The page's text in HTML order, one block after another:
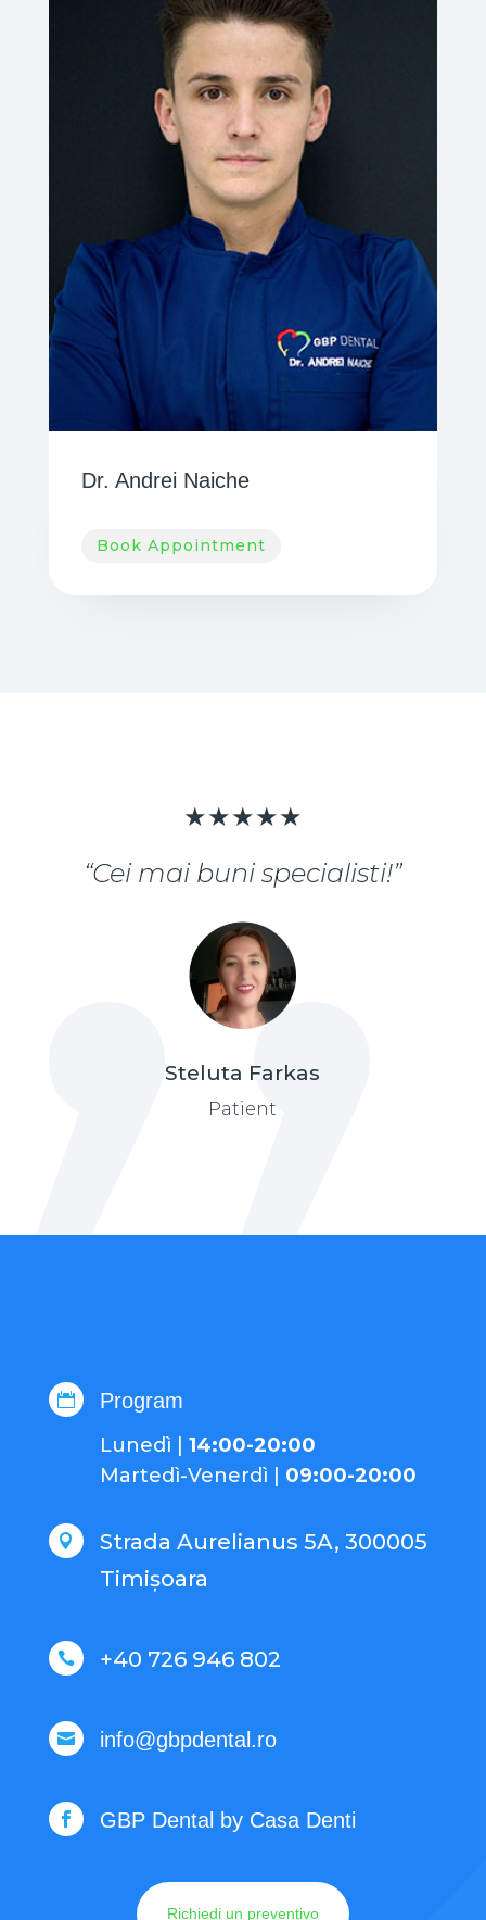
Dr. Andrei Naiche
Book Appointment
★★★★★
“Cei mai buni specialisti!”
Steluta Farkas
Patient

Program
Lunedì
14:00-20:00
Martedì-Venerdì 09:00-20:00

Strada Aurelianus 5A, 300005
Timișoara
 +40 726 946 802
 info@gbpdental.ro
 GBP Dental by Casa Denti
Richiedi un preventivo